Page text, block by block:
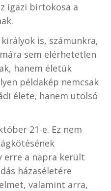
igazi birtokosa a
is, számunkra,
sem elérhetetlen
hanem életük
példakép nemcsak
élete, hanem utolsó
21-e. Ez nem
erre a napra került
házaséletére
valamint arra,